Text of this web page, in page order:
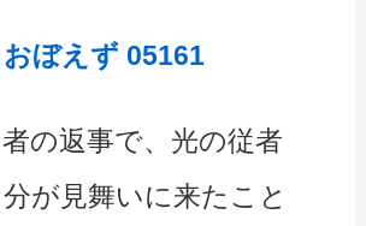
ぼえず 05161
の返事で、光の従者
が見舞いに来たこと